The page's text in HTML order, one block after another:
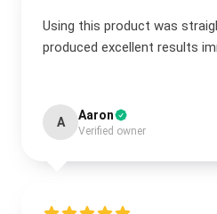
Using this product was
produced excellent results
A Aaron
Verified owner